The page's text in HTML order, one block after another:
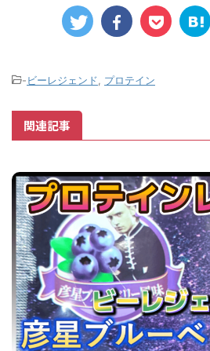
-ビーレジェンド プロテイン
関連記事